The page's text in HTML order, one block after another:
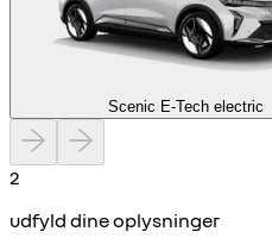
Scenic E-Tech electric
2
udfyld dine oplysninger